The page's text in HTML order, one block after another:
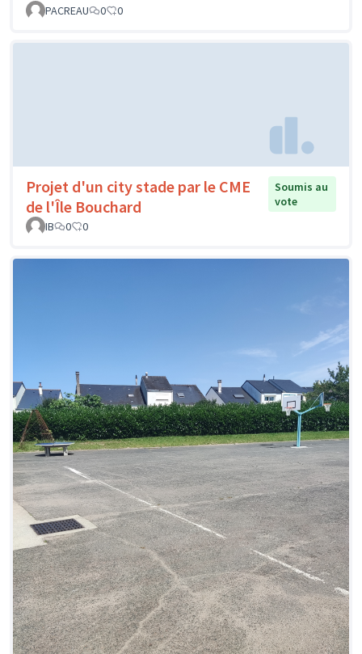
PACREAU 0 0
Projet d'un city stade par le CME
de l'Île Bouchard
Soumis au
vote
IB
0 0